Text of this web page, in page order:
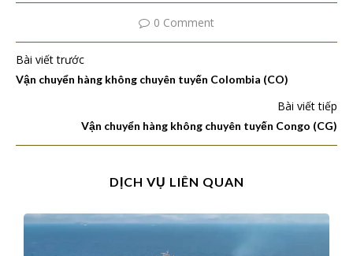
0 Comment
Bài viết trước
Vận chuyển hàng không chuyên tuyến Colombia (CO)
Bài viết tiếp
Vận chuyển hàng không chuyên tuyến Congo (CG)
DỊCH VỤ LIÊN QUAN